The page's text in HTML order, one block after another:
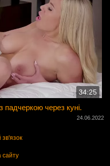
34:25
падчеркою через куні.
24.06.2022
зв'язок
сайту